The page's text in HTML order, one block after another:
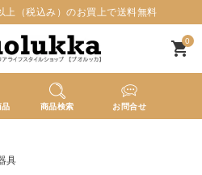
上（税込み）のお買上で送料無料
0
shopping_cart
品 商品検索 お問合せ
具